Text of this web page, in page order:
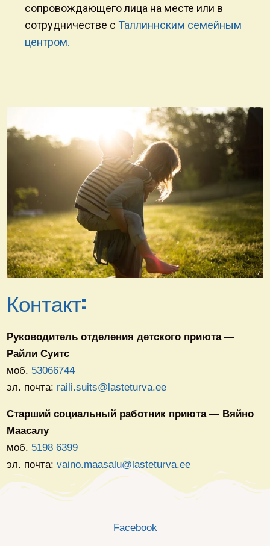
сопровождающего лица на месте или в
сотрудничестве с Таллиннским семейным
центром.
Контакт:
Руководитель отделения детского приюта —
Райли Суитс
моб. 53066744
эл. почта: raili.suits@lasteturva.ee
Старший социальный работник приюта — Вяйно
Маасалу
моб. 5198 6399
эл. почта: vaino.maasalu@lasteturva.ee
Facebook